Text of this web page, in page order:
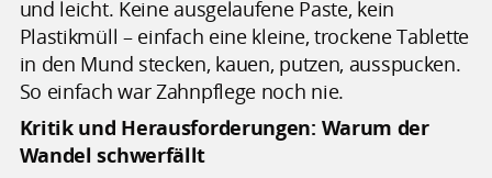
und leicht. Keine ausgelaufene Paste, kein
Plastikmüll – einfach eine kleine, trockene Tablette
in den Mund stecken, kauen, putzen, ausspucken.
So einfach war Zahnpflege noch nie.
Kritik und Herausforderungen: Warum der
Wandel schwerfällt